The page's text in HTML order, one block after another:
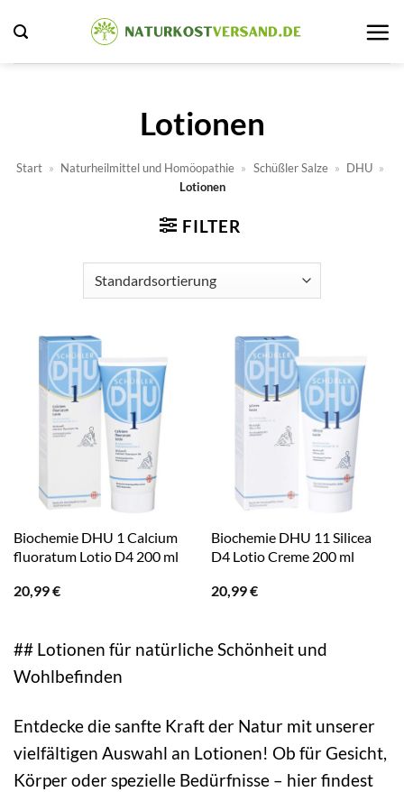
Inhalt
springen
Lotionen
Start » Naturheilmittel und Homöopathie » Schüßler Salze » DHU »
Lotionen
FILTER
Biochemie DHU 1 Calcium
fluoratum Lotio D4 200 ml
20,99€
Biochemie DHU 11 Silicea
D4 Lotio Creme 200 ml
20,99€
## Lotionen für natürliche Schönheit und
Wohlbefinden
Entdecke die sanfte Kraft der Natur mit unserer
vielfältigen Auswahl an Lotionen! Ob für Gesicht,
Körper oder spezielle Bedürfnisse – hier findest